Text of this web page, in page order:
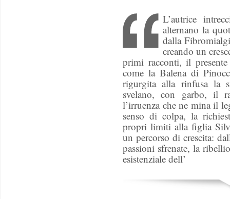
L’autrice
alternano la
dalla
creando un
primi racconti, il
come la Balena di
rigurgita alla rinfusa la
svelano, con garbo, il
l’irruenza che ne mina il
senso di colpa, la
propri limiti alla figlia
un percorso di crescita:
passioni sfrenate, la
esistenziale dell’